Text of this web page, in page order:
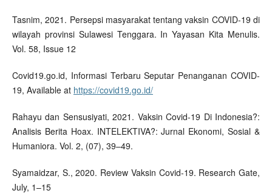
Tasnim, 2021. Persepsi masyarakat tentang vaksin COVID-19 di
wilayah provinsi Sulawesi Tenggara. In Yayasan Kita Menulis.
Vol. 58, Issue 12
Covid19.go.id, Informasi Terbaru Seputar Penanganan COVID-
19, Available at https://covid19.go.id/
Rahayu dan Sensusiyati, 2021. Vaksin Covid-19 Di Indonesia?:
Analisis Berita Hoax. INTELEKTIVA?: Jurnal Ekonomi, Sosial &
Humaniora. Vol. 2, (07), 39–49.
Syamaidzar, S., 2020. Review Vaksin Covid-19. Research Gate,
July, 1–15